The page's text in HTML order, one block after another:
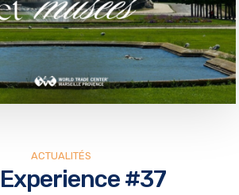
ACTUALITÉS
#37